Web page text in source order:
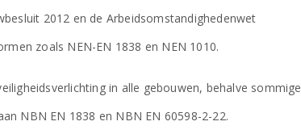
2012 en de Arbeidsomstandighedenwet
zoals NEN-EN 1838 en NEN 1010.
in alle gebouwen, behalve sommige
NBN EN 1838 en NBN EN 60598-2-22.